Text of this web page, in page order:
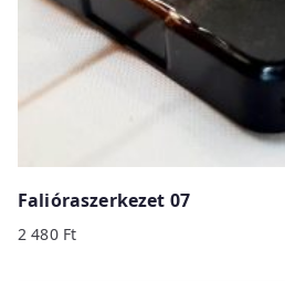
Falióraszerkezet 07
2 480 Ft